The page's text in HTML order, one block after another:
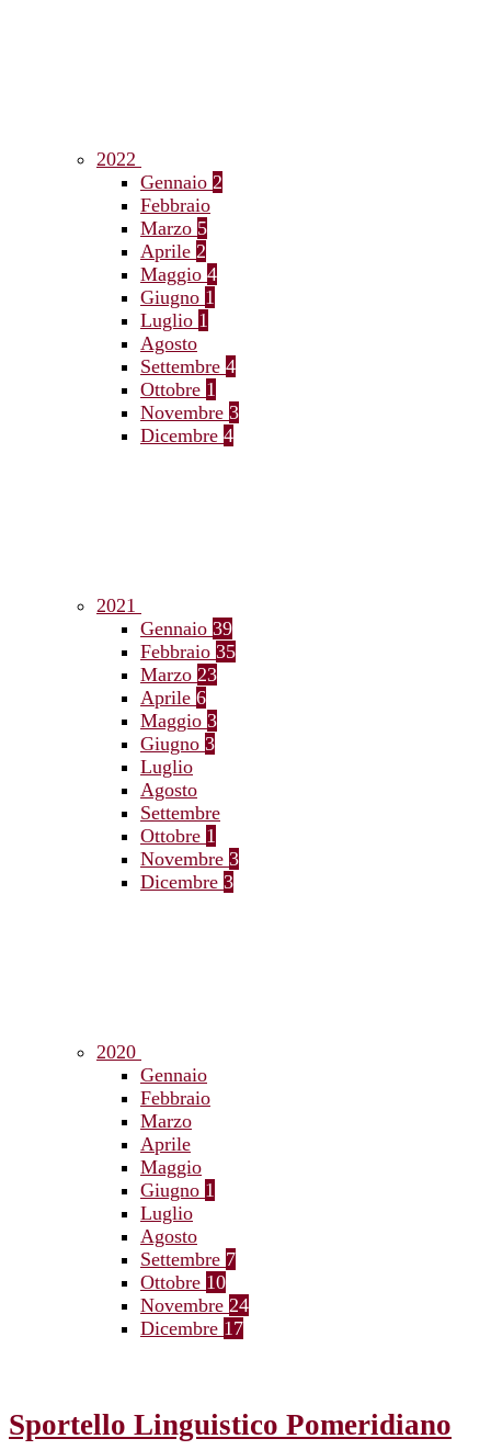
2022
Gennaio 2
Febbraio
Marzo 5
Aprile 2
Maggio 4
Giugno 1
Luglio 1
Agosto
Settembre 4
Ottobre 1
Novembre 3
Dicembre 4
2021
Gennaio 39
Febbraio 35
Marzo 23
Aprile 6
Maggio 3
Giugno 3
Luglio
Agosto
Settembre
Ottobre 1
Novembre 3
Dicembre 3
2020
Gennaio
Febbraio
Marzo
Aprile
Maggio
Giugno 1
Luglio
Agosto
Settembre 7
Ottobre 10
Novembre 24
Dicembre 17
Sportello Linguistico Pomeridiano